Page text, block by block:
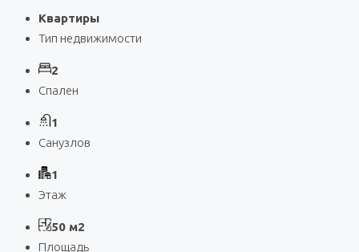
Квартиры
Тип недвижимости
2
Спален
1
Санузлов
1
Этаж
50 м2
Площадь